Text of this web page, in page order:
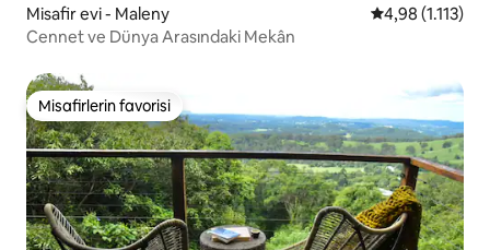
Misafir evi - Maleny 5 üzerinden
4,98 (1.113)
Cennet ve Dünya Arasındaki Mekân
Misafirlerin favorisi
Misafirlerin favorisi